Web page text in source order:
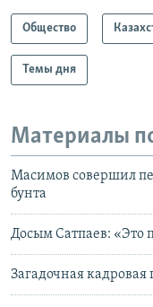
Общество
Темы дня
Материалы
Масимов совершил
бунта
Досым Сатпаев: «Это
Загадочная